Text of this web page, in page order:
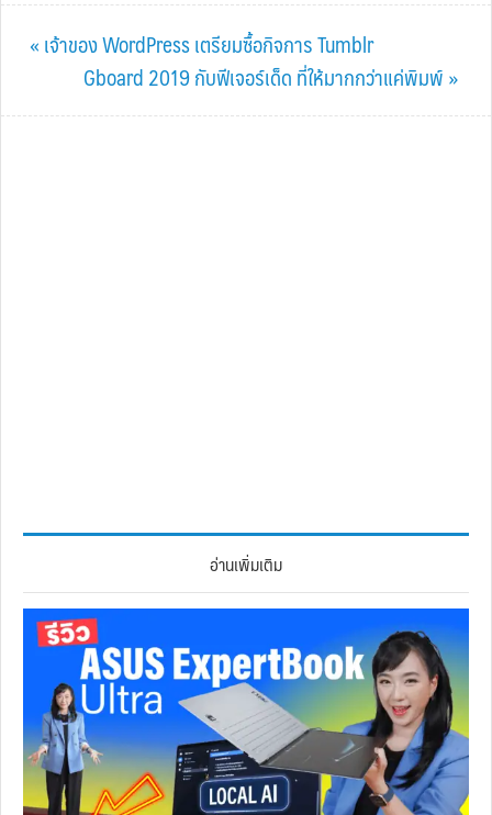
Previous
« เจ้าของ WordPress เตรียมซื้อกิจการ Tumblr
Next
Post:
Gboard 2019 กับฟีเจอร์เด็ด ที่ให้มากกว่าแค่พิมพ์ »
อ่านเพิ่มเติม